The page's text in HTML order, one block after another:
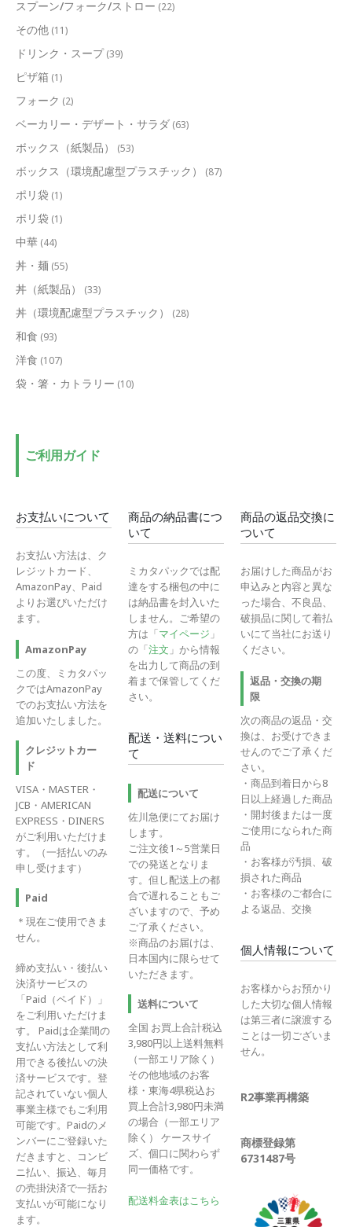
スプーン/フォーク/ストロー (22)
その他 (11)
ドリンク・スープ (39)
ピザ箱 (1)
フォーク (2)
ベーカリー・デザート・サラダ (63)
ボックス（紙製品） (53)
ボックス（環境配慮型プラスチック） (87)
ポリ袋 (1)
ポリ袋 (1)
中華 (44)
丼・麺 (55)
丼（紙製品） (33)
丼（環境配慮型プラスチック） (28)
和食 (93)
洋食 (107)
袋・箸・カトラリー (10)
ご利用ガイド
お支払いについて
お支払い方法は、ク
レジットカード、
AmazonPay、Paid
よりお選びいただけ
ます。
AmazonPay
この度、ミカタパッ
クではAmazonPay
でのお支払い方法を
追加いたしました。
クレジットカー
ド
VISA・MASTER・
JCB・AMERICAN
EXPRESS・DINERS
がご利用いただけま
す。（一括払いのみ
申し受けます）
Paid
＊現在ご使用できま
せん。
締め支払い・後払い
決済サービスの
「Paid（ペイド）」
をご利用いただけま
す。 Paidは企業間の
支払い方法として利
用できる後払いの決
済サービスです。登
記されていない個人
事業主様でもご利用
可能です。Paidのメ
ンバーにご登録いた
だきますと、コンビ
ニ払い、振込、毎月
の売掛決済で一括お
支払いが可能になり
ます。
商品の納品書につ
いて
ミカタパックでは配
達をする梱包の中に
は納品書を封入いた
しません。ご希望の
方は「マイページ 」
の「注文 」から情報
を出力して商品の到
着まで保管してくだ
さい。
配送・送料につい
て
配送について
佐川急便にてお届け
します。
ご注文後1～5営業日
での発送となりま
す。但し配送上の都
合で遅れることもご
ざいますので、予め
ご了承ください。
※商品のお届けは、
日本国内に限らせて
いただきます。
送料について
全国 お買上合計税込
3,980円以上送料無料
（一部エリア除く）
その他地域のお客
様・東海4県税込お
買上合計3,980円未満
の場合（一部エリア
除く） ケースサイ
ズ、個口に関わらず
同一価格です。
配送料金表はこちら
商品の返品交換に
ついて
お届けした商品がお
申込みと内容と異な
った場合、不良品、
破損品に関して着払
いにて当社にお送り
ください。
返品・交換の期
限
次の商品の返品・交
換は、お受けできま
せんのでご了承くだ
さい。
・商品到着日から8
日以上経過した商品
・開封後または一度
ご使用になられた商
品
・お客様が汚損、破
損された商品
・お客様のご都合に
よる返品、交換
個人情報について
お客様からお預かり
した大切な個人情報
は第三者に譲渡する
ことは一切ございま
せん。
R2事業再構築
商標登録第
6731487号